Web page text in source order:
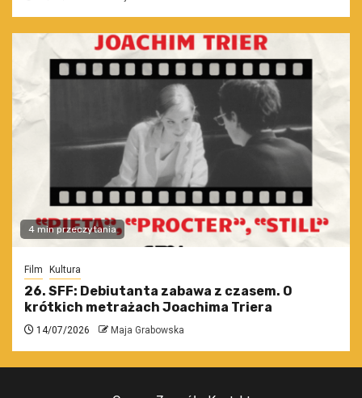
4 min przeczytania
Film Kultura
26. SFF: Debiutanta zabawa z czasem. O
krótkich metrażach Joachima Triera
14/07/2026 Maja Grabowska